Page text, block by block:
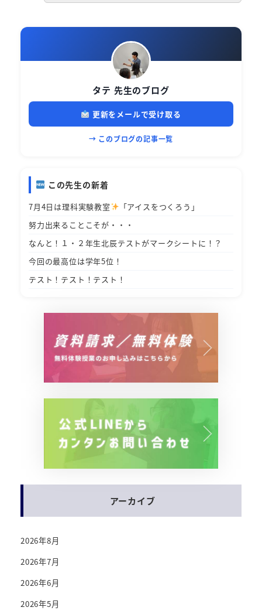
タテ 先生のブログ
更新をメールで受け取る
→ このブログの記事一覧
この先生の新着
7月4日は理科実験教室
「アイスをつくろう」
努力出来ることこそが・・・
なんと！１・２年生北辰テストがマークシートに！？
今回の最高位は学年5位！
テスト！テスト！テスト！
アーカイブ
2026年8月
2026年7月
2026年6月
2026年5月